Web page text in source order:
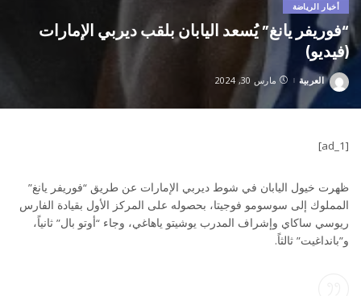
أخبار الرياضة
“فوريفر يانغ” يُسعد اليابان بلقب ديربي الإمارات
(فيديو)
Posted
by
العربية مارس 30, 2024
[ad_1]
ظهرت خيول اليابان في شوط ديربي الإمارات عن طريق “فوريفر يانغ”
المملوك إلى سوسومو فوجيتا، بحصوله على المركز الأول بقيادة الفارس
ريوسي ساكاي وإشراف المدرب يوشيتو ياهاغي، وجاء “أوتو بال” ثانياً،
و”بانداغيت” ثالثاً.